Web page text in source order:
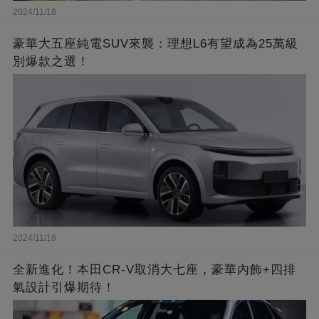
2024/11/18
豪華大五座純電SUV來襲：理想L6有望成為25萬級
別爆款之選！
2024/11/18
全新進化！本田CR-V取消大七座，豪華內飾+四排
氣設計引爆期待！